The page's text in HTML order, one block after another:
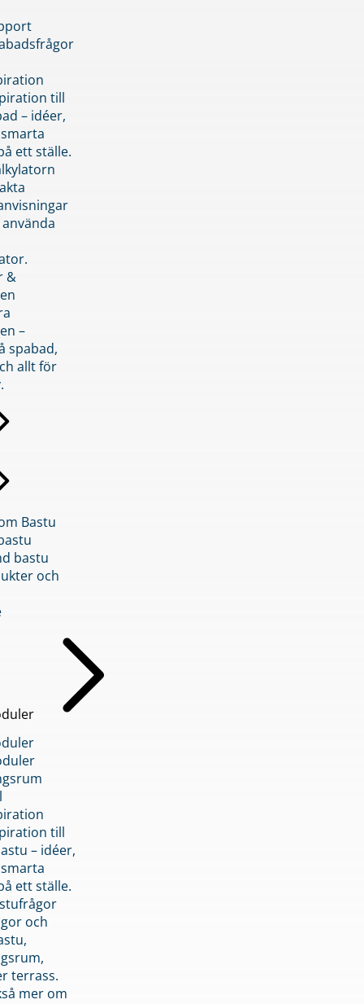
till
– idéer,
ett ställe.
&
–
spabad,
allt för
Bastu
bastu
och
till
– idéer,
ett ställe.
och
terrass.
mer om